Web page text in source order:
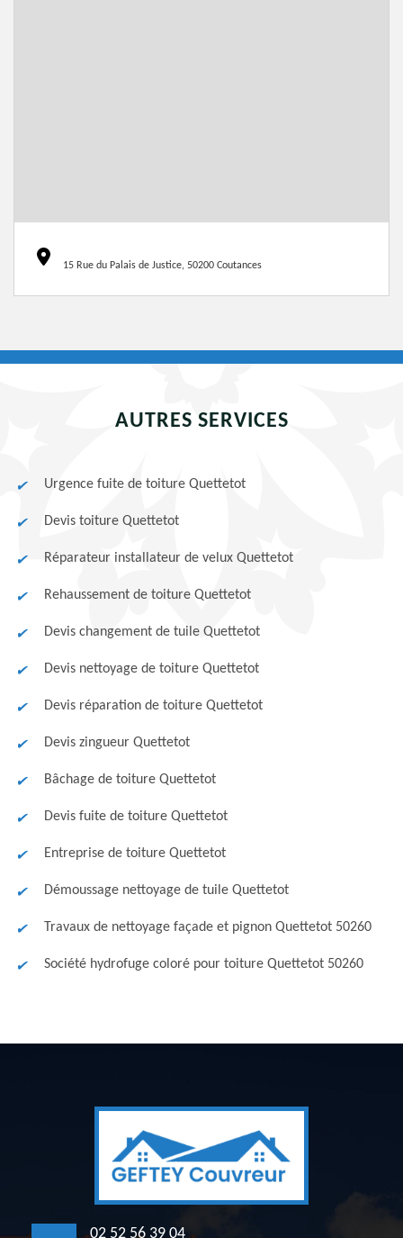
15 Rue du Palais de Justice, 50200 Coutances
AUTRES SERVICES
Urgence fuite de toiture Quettetot
Devis toiture Quettetot
Réparateur installateur de velux Quettetot
Rehaussement de toiture Quettetot
Devis changement de tuile Quettetot
Devis nettoyage de toiture Quettetot
Devis réparation de toiture Quettetot
Devis zingueur Quettetot
Bâchage de toiture Quettetot
Devis fuite de toiture Quettetot
Entreprise de toiture Quettetot
Démoussage nettoyage de tuile Quettetot
Travaux de nettoyage façade et pignon Quettetot 50260
Société hydrofuge coloré pour toiture Quettetot 50260
02 52 56 39 04